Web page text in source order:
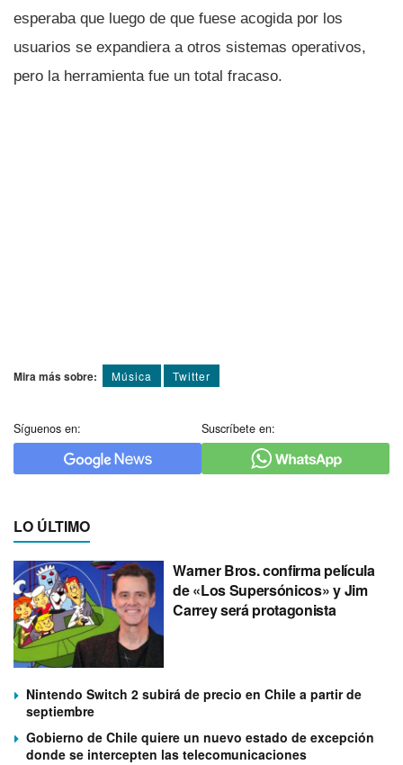
esperaba que luego de que fuese acogida por los
usuarios se expandiera a otros sistemas operativos,
pero la herramienta fue un total fracaso.
Mira más sobre: Música Twitter
Síguenos en: Suscríbete en:
LO ÚLTIMO
Warner Bros. confirma película
de «Los Supersónicos» y Jim
Carrey será protagonista
Nintendo Switch 2 subirá de precio en Chile a partir de
septiembre
Gobierno de Chile quiere un nuevo estado de excepción
donde se intercepten las telecomunicaciones